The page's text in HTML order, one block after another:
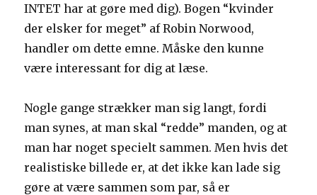
INTET har at gøre med dig). Bogen “kvinder
der elsker for meget” af Robin Norwood,
handler om dette emne. Måske den kunne
være interessant for dig at læse.
Nogle gange strækker man sig langt, fordi
man synes, at man skal “redde” manden, og at
man har noget specielt sammen. Men hvis det
realistiske billede er, at det ikke kan lade sig
gøre at være sammen som par, så er